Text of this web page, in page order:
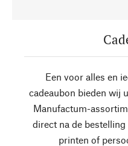
Een voor alles en
cadeaubon bieden wij
Manufactum-
direct na de
printen of